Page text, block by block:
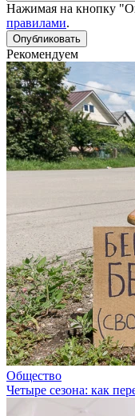
Нажимая на кнопку
правилами.
Рекомендуем
Общество
Четыре сезона: как